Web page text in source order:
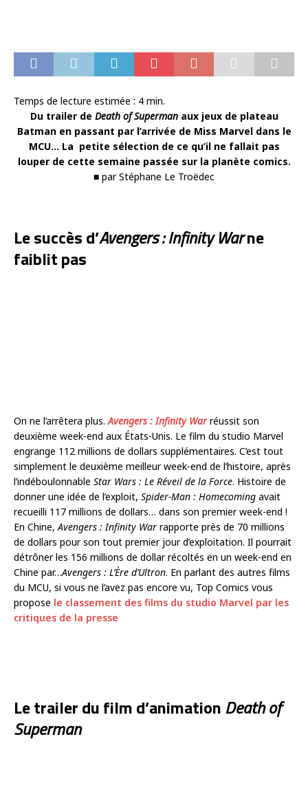
Temps de lecture estimée : 4 min.
Du trailer de Death of Supermanaux jeux de plateau
Batman en passant par l’arrivée de Miss Marvel dans le
MCU… La petite sélection de ce qu’il ne fallait pas
louper de cette semaine passée sur la planète comics.
■ par Stéphane Le Troëdec
Le succès d’Avengers : Infinity Warne
faiblit pas
On ne l’arrêtera plus.Avengers : Infinity Warréussit son
deuxième week-end aux États-Unis. Le film du studio Marvel
engrange 112 millions de dollars supplémentaires. C’est tout
simplement le deuxième meilleur week-end de l’histoire, après
l’indéboulonnable Star Wars : Le Réveil de la Force. Histoire de
donner une idée de l’exploit, Spider-Man : Homecoming avait
recueilli 117 millions de dollars… dans son premier week-end !
En Chine,Avengers : Infinity War rapporte près de 70 millions
de dollars pour son tout premier jour d’exploitation. Il pourrait
détrôner les 156 millions de dollar récoltés en un week-end en
Chine par…Avengers : L’Ère d’Ultron. En parlant des autres films
du MCU, si vous ne l’avez pas encore vu, Top Comics vous
propose le classement des films du studio Marvel par les
critiques de la presse
Le trailer du film d’animationDeath of
Superman